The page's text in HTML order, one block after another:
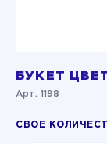
БУКЕТ
Арт. 1198
СВОЕ